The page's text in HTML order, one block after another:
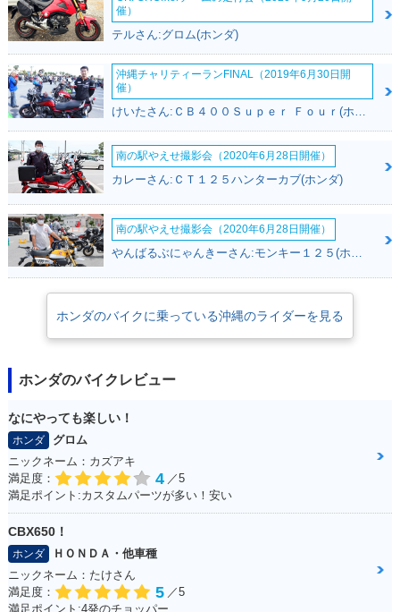
催）
テルさん:グロム(ホンダ)
沖縄チャリティーランFINAL（2019年6月30日開
催）
南の駅やえせ撮影会（2020年6月28日開催）
カレーさん:ＣＴ１２５ハンターカブ(ホンダ)
南の駅やえせ撮影会（2020年6月28日開催）
やんばるぶにゃんきーさん:モンキー１２５(ホンダ)
ホンダのバイクに乗っている沖縄のライダーを見る
ホンダのバイクレビュー
なにやっても楽しい！
ホンダ
グロム
ニックネーム：カズアキ
満足度：
4 ／5
満足ポイント:カスタムパーツが多い！安い
CBX650！
ホンダ
ＨＯＮＤＡ・他車種
ニックネーム：たけさん
満足度：
5 ／5
満足ポイント:4発のチョッパー